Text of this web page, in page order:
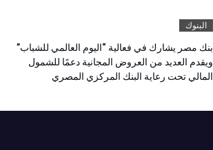
البنوك
بنك مصر يشارك في فعالية “اليوم العالمي للشباب”
ويقدم العديد من العروض المجانية دعمًا للشمول
المالي تحت رعاية البنك المركزي المصري